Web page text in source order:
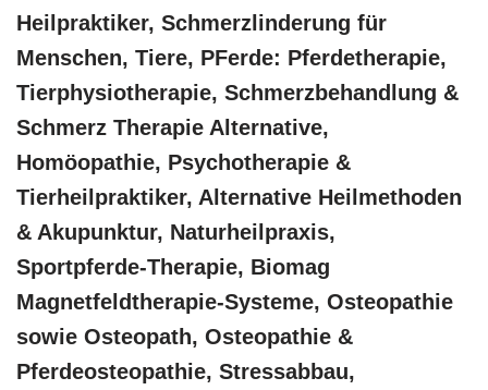
Heilpraktiker, Schmerzlinderung für
Menschen, Tiere, PFerde: Pferdetherapie,
Tierphysiotherapie, Schmerzbehandlung &
Schmerz Therapie Alternative,
‎Homöopathie, ‎Psychotherapie &
‎Tierheilpraktiker, Alternative Heilmethoden
& Akupunktur, Naturheilpraxis,
Sportpferde-Therapie, Biomag
Magnetfeldtherapie-Systeme, Osteopathie
sowie Osteopath, Osteopathie &
Pferdeosteopathie, Stressabbau,